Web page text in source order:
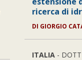
ricerca di
DI GIORGIO
ITALIA -